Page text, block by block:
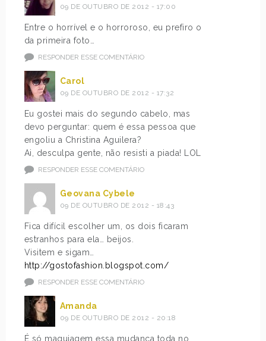
09 DE OUTUBRO DE 2012 - 17:00
Entre o horrível e o horroroso, eu prefiro o
da primeira foto…
RESPONDER ESSE COMENTÁRIO
Carol
09 DE OUTUBRO DE 2012 - 17:32
Eu gostei mais do segundo cabelo, mas
devo perguntar: quem é essa pessoa que
engoliu a Christina Aguilera?
Ai, desculpa gente, não resisti a piada! LOL
RESPONDER ESSE COMENTÁRIO
Geovana Cybele
09 DE OUTUBRO DE 2012 - 18:43
Fica difícil escolher um, os dois ficaram
estranhos para ela… beijos.
Visitem e sigam…
http://gostofashion.blogspot.com/
RESPONDER ESSE COMENTÁRIO
Amanda
09 DE OUTUBRO DE 2012 - 20:18
É só maquiagem essa mudança toda no